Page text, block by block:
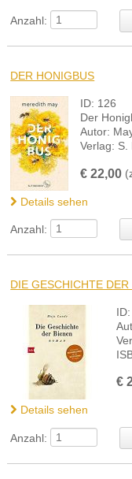
Anzahl:
DER HONIGBUS
ID: 126
Der
Autor:
Verlag: S.
€22,00
Details sehen
Anzahl:
DIE GESCHICHTE DER
€
Details sehen
Anzahl: